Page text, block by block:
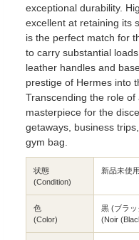
exceptional durability.
excellent at retaining its
is the perfect match for
to carry substantial
leather handles and
prestige of Hermes into
Transcending the role
masterpiece for the
getaways, business
gym bag.
状態
(Condition)
新品未使
色
(Color)
黒 (ブラッ
(Noir